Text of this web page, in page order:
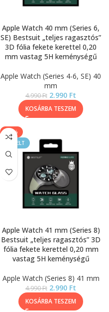
Apple Watch 40 mm (Series 6,
SE) Bestsuit „teljes ragasztós”
3D fólia fekete kerettel 0,20
mm vastag 5H keménységű
Apple Watch (Series 4-6, SE) 40
mm
4.990Ft 2.990 Ft
KOSÁRBA TESZEM
-40%
KIEMELT
Apple Watch 41 mm (Series 8)
Bestsuit „teljes ragasztós” 3D
fólia fekete kerettel 0,20 mm
vastag 5H keménységű
Apple Watch (Series 8) 41 mm
4.990Ft 2.990 Ft
KOSÁRBA TESZEM